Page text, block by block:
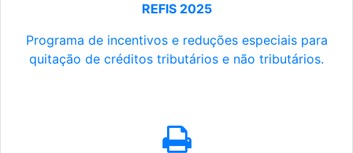
REFIS 2025
Programa de incentivos e reduções especiais para
quitação de créditos tributários e não tributários.